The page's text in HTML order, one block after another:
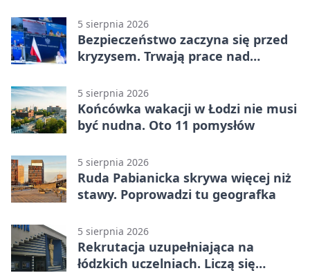
5 sierpnia 2026
Bezpieczeństwo zaczyna się przed
kryzysem. Trwają prace nad
5 sierpnia 2026
Końcówka wakacji w Łodzi nie musi
być nudna. Oto 11 pomysłów
5 sierpnia 2026
Ruda Pabianicka skrywa więcej niż
stawy. Poprowadzi tu geografka
5 sierpnia 2026
Rekrutacja uzupełniająca na
łódzkich uczelniach. Liczą się